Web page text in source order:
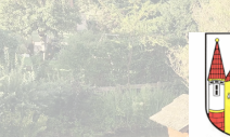
Skip
to
content
Skip
to
main
navigation
Skip
to
footer